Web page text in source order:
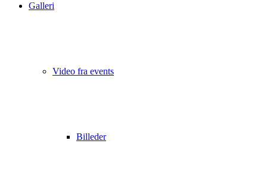
Galleri
Video fra events
Billeder